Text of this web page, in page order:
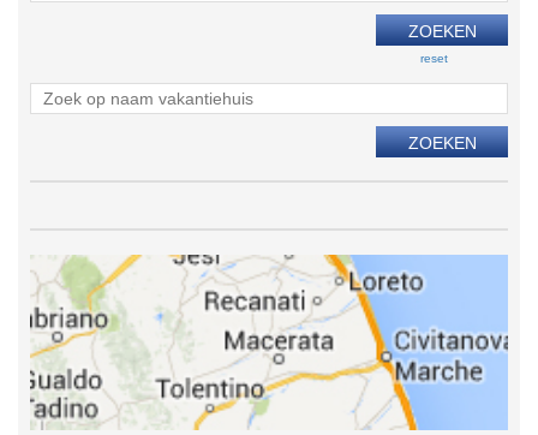
reset